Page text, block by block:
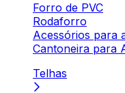
Forro de PVC
Rodaforro
Acessórios para
Cantoneira para
Telhas